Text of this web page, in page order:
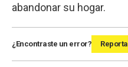
abandonar su hogar.
¿Encontraste un error?